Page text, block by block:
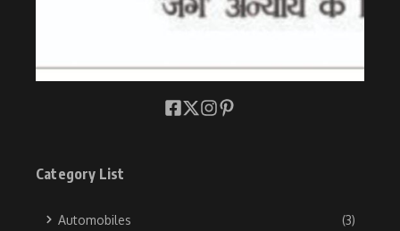
Category List
Automobiles (3)